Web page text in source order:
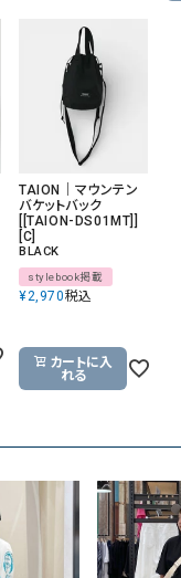
TAION｜マウンテン
バケットバック
[[TAION-DS01MT]]
[C]
BLACK
stylebook掲載
¥2,970税込
カートに入
れる